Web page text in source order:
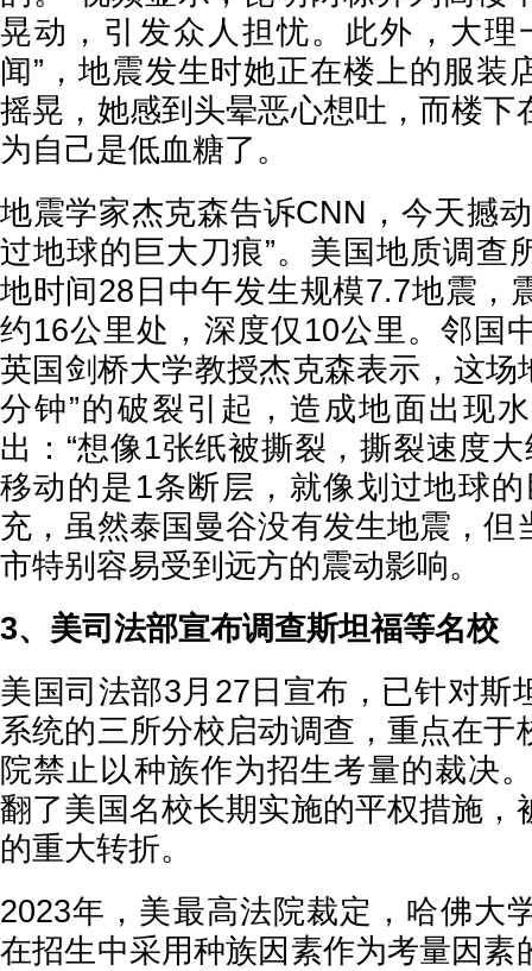
晃动，引发众人担忧。此外，大理
闻”，地震发生时她正在楼上的服装
摇晃，她感到头晕恶心想吐，而楼下
为自己是低血糖了。
地震学家杰克森告诉CNN，今天撼
过地球的巨大刀痕”。美国地质调查
地时间28日中午发生规模7.7地震，
约16公里处，深度仅10公里。邻国
英国剑桥大学教授杰克森表示，这场
分钟”的破裂引起，造成地面出现
出：“想像1张纸被撕裂，撕裂速度
移动的是1条断层，就像划过地球
充，虽然泰国曼谷没有发生地震，但
市特别容易受到远方的震动影响。
3、美司法部宣布调查斯坦福等名校
美国司法部3月27日宣布，已针对斯
系统的三所分校启动调查，重点在于
院禁止以种族作为招生考量的裁决
翻了美国名校长期实施的平权措施，
的重大转折。
2023年，美最高法院裁定，哈佛大
在招生中采用种族因素作为考量因素